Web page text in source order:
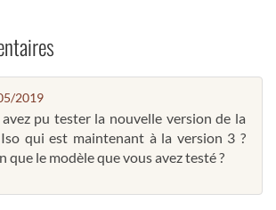
2019
pu tester la nouvelle version de la
qui est maintenant à la version 3 ?
que le modèle que vous avez testé ?